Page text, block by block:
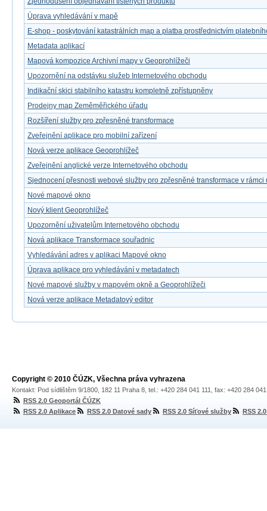
Úprava vyhledávání v mapě
E-shop - poskytování katastrálních map a platba prostřednictvím
Metadata aplikací
Mapová kompozice Archivní mapy v Geoprohlížeči
Upozornění na odstávku služeb Internetového obchodu
Indikační skici stabilního katastru kompletně zpřístupněny
Prodejny map Zeměměřického úřadu
Rozšíření služby pro zpřesněné transformace
Zveřejnění aplikace pro mobilní zařízení
Nová verze aplikace Geoprohlížeč
Zveřejnění anglické verze Internetového obchodu
Sjednocení přesnosti webové služby pro zpřesněné transformace v rámci
Nové mapové okno
Nový klient Geoprohlížeč
Upozornění uživatelům Internetového obchodu
Nová aplikace Transformace souřadnic
Vyhledávání adres v aplikaci Mapové okno
Úprava aplikace pro vyhledávání v metadatech
Nové mapové služby v mapovém okně a Geoprohlížeči
Nová verze aplikace Metadatový editor
Copyright © 2010 ČÚZK, Všechna práva vyhrazena
Kontakt: Pod sídlištěm 9/1800, 182 11 Praha 8, tel.: +420 284 041 111, fax: +420 284
RSS 2.0 Geoportál ČÚZK
RSS 2.0 Aplikace
RSS 2.0 Datové sady RSS 2.0 Síťové služby RSS